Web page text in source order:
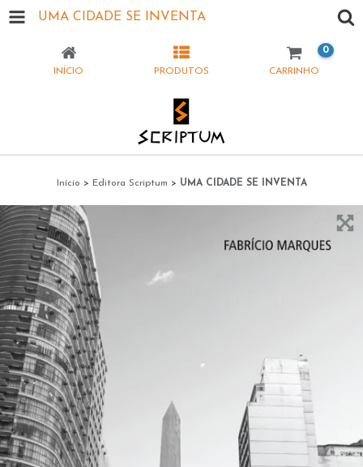
UMA CIDADE SE INVENTA
INÍCIO PRODUTOS CARRINHO
0
Início > Editora Scriptum > UMA CIDADE SE INVENTA